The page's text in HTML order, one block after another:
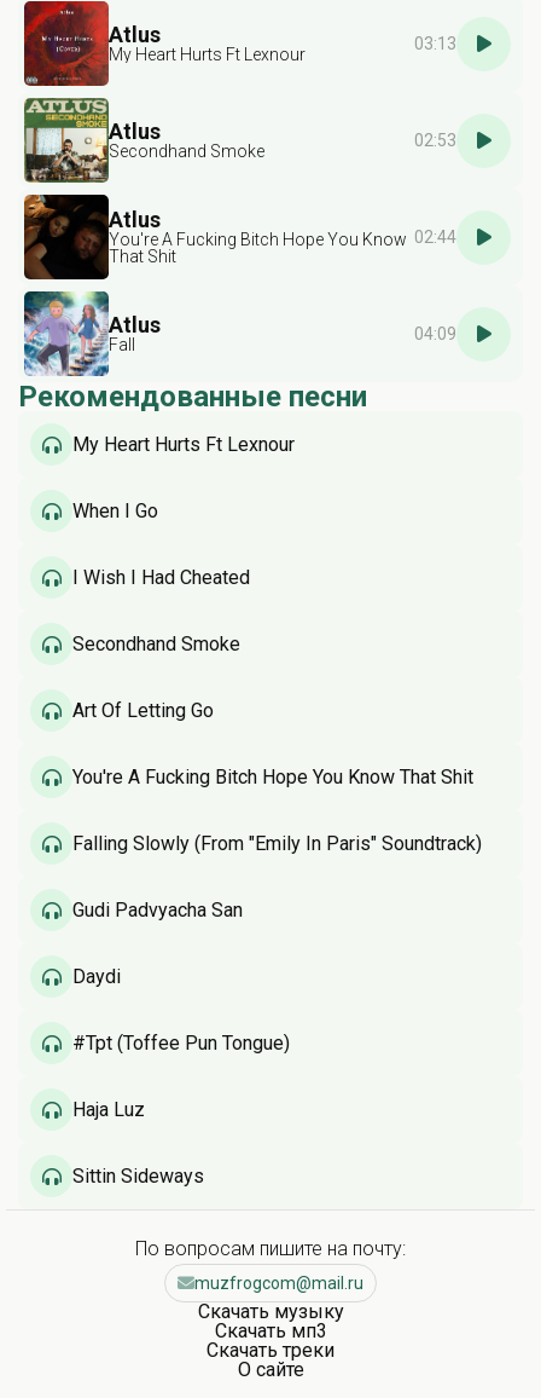
Atlus
My Heart Hurts Ft Lexnour
03:13
Atlus
Secondhand Smoke
02:53
Atlus
You're A Fucking Bitch Hope You Know
That Shit
02:44
Atlus
Fall
04:09
Рекомендованные песни
My Heart Hurts Ft Lexnour
When I Go
I Wish I Had Cheated
Secondhand Smoke
Art Of Letting Go
You're A Fucking Bitch Hope You Know That Shit
Falling Slowly (From "Emily In Paris" Soundtrack)
Gudi Padvyacha San
Daydi
#Tpt (Toffee Pun Tongue)
Haja Luz
Sittin Sideways
По вопросам пишите на почту:
muzfrogcom@mail.ru
Скачать музыку
Скачать мп3
Скачать треки
О сайте